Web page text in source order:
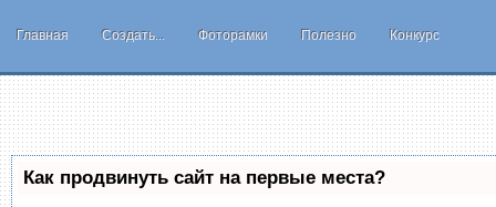
Главная Создать... Фоторамки Полезно Конкурс
Как продвинуть сайт на первые места?